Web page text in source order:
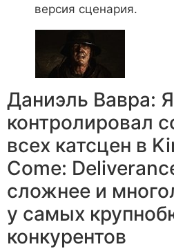
версия сценария.
Даниэль Вавра: Я
контролировал
всех катсцен в
Come:
сложнее и
у самых
конкурентов